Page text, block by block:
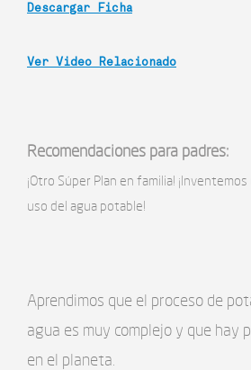
Descargar Ficha
Ver Video Relacionado
Recomendaciones para padres:
¡Otro Súper Plan en familia!
uso del agua potable!
Aprendimos que el proceso de
agua es muy complejo y que hay
en el planeta.